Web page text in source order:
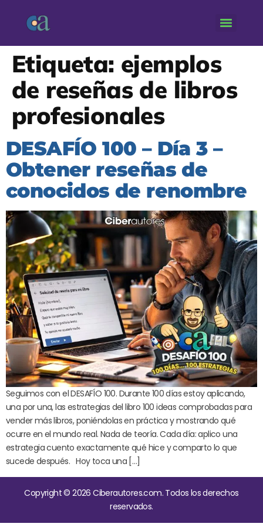
Etiqueta: ejemplos
de reseñas de libros
profesionales
DESAFÍO 100 – Día 3 –
Obtener reseñas de
conocidos de renombre
Seguimos con el DESAFÍO 100. Durante 100 días estoy aplicando,
una por una, las estrategias del libro 100 ideas comprobadas para
vender más libros, poniéndolas en práctica y mostrando qué
ocurre en el mundo real. Nada de teoría. Cada día: aplico una
estrategia cuento exactamente qué hice y comparto lo que
sucede después. Hoy toca una […]
Copyright © 2026 Ciberautores.com. Todos los derechos
reservados.